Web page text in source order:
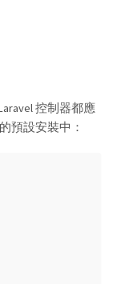
控制器都應
預設安裝中：